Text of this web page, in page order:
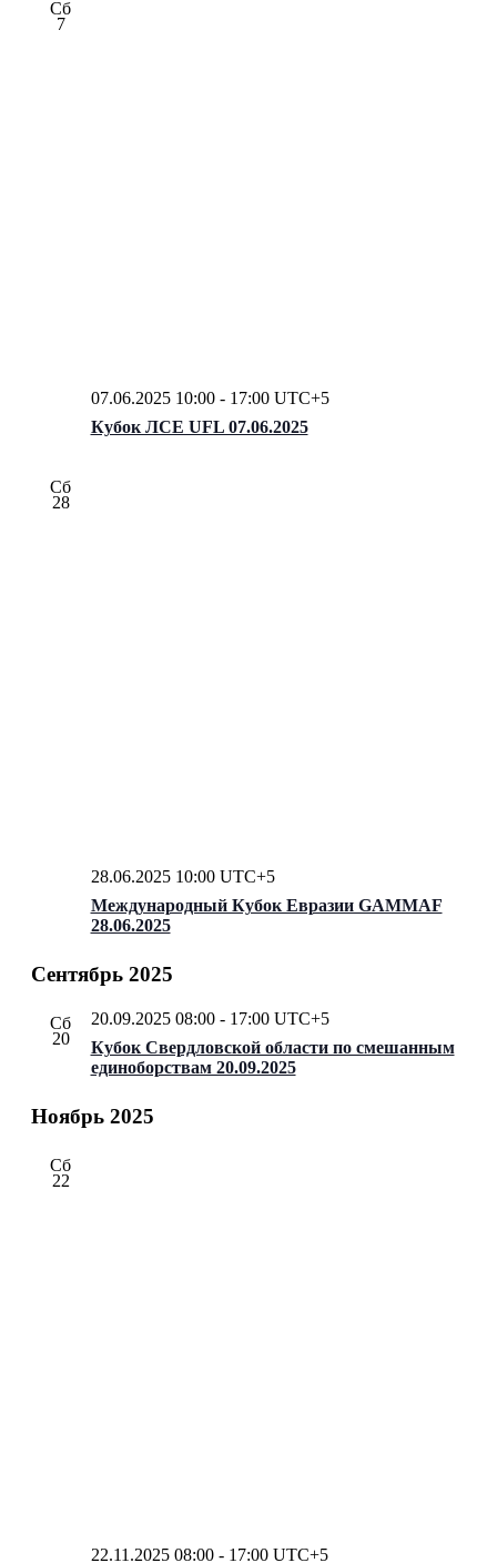
Сб
7
Кубок ЛСЕ UFL 07.06.2025
07.06.2025 10:00- 17:00 UTC+5
Сб
28
Международный Кубок Евразии GAMMAF
28.06.2025
28.06.2025 10:00 UTC+5
Сентябрь 2025
Сб
20
Кубок Свердловской области по смешанным
единоборствам 20.09.2025
20.09.2025 08:00- 17:00 UTC+5
Ноябрь 2025
Сб
22
22.11.2025 08:00- 17:00 UTC+5